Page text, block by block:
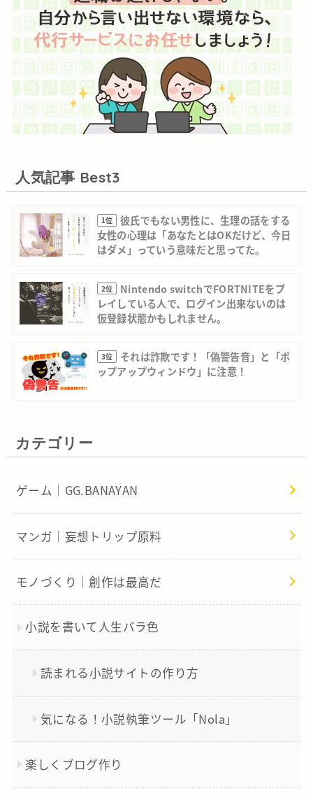
人気記事 Best3
1位
彼氏でもない男性に、生理の話をする
女性の心理は「あなたとはOKだけど、今日
はダメ」っていう意味だと思ってた。
2位
Nintendo switchでFORTNITEをプ
レイしている人で、ログイン出来ないのは
仮登録状態かもしれません。
3位
それは詐欺です！「偽警告音」と「ポ
ップアップウィンドウ」に注意！
カテゴリー
ゲーム｜GG.BANAYAN
マンガ｜妄想トリップ原料
モノづくり｜創作は最高だ
小説を書いて人生バラ色
読まれる小説サイトの作り方
気になる！小説執筆ツール「Nola」
楽しくブログ作り